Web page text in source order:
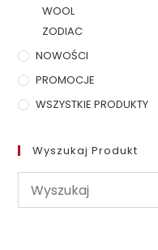
WOOL
ZODIAC
NOWOŚCI
PROMOCJE
WSZYSTKIE PRODUKTY
Wyszukaj Produkt